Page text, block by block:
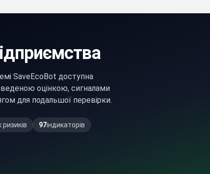
SaveEcoBot доступна
оцінкою, сигналами
для подальшої перевірки.
ризиків 97індикаторів